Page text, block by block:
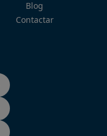
Blog
Contactar